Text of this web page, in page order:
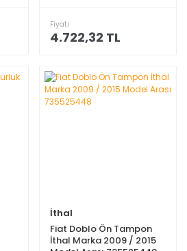
Fiyatı
4.722,32 TL
İthal
Fiat Doblo Ön Tampon
İthal Marka 2009 / 2015